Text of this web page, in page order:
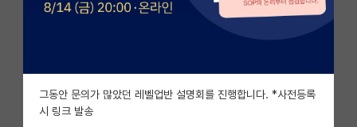
베스트 게시판
자유 게시판(아무개랩)
미국 유학 게시판
그동안 문의가 많았던 레벨업반 설명회를 진행합니다. *사전등록
시 링크 발송